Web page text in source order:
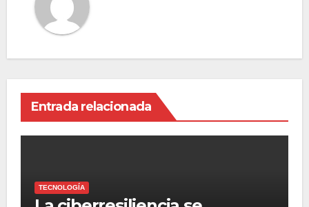
Entrada relacionada
TECNOLOGÍA